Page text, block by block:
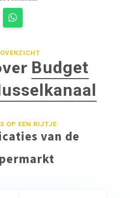
OVERZICHT
Budget
OP EEN RIJTJE
van de